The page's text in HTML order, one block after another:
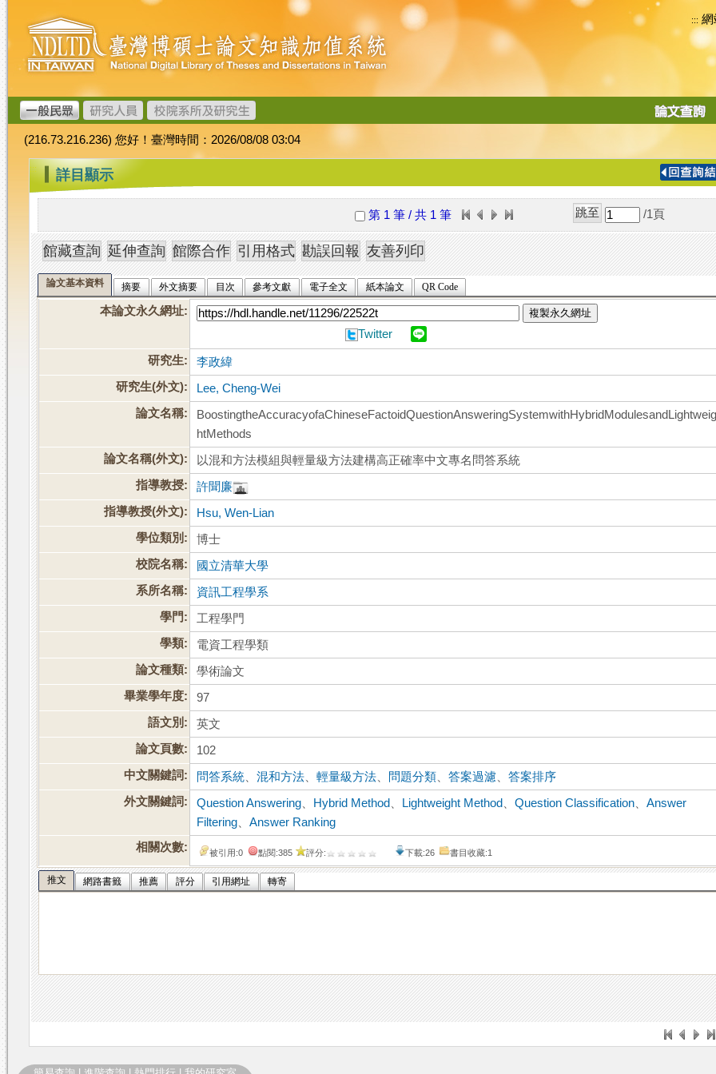
跳
到
主
要
內
容
臺
灣
博
碩
士
論
文
加
值
系
統
::: 網
導
(216.73.216.236) 您好！臺灣時間：2026/08/08 03:04
::: 詳目顯示
第 1 筆 / 共 1 筆 /1 頁
論文基本資料 摘要 外文摘要 目次 參考文獻 電子全文 紙本論文 QR Code
本論文永久網址: 複製永久網址
Twitter
研究生:
李政緯
研究生(外文):
Lee, Cheng-Wei
論文名稱:
htMethods
論文名稱(外文):
以混和方法模組與輕量級方法建構高正確率中文專名問答系統
指導教授:
許聞廉
指導教授(外文):
Hsu, Wen-Lian
學位類別:
博士
校院名稱:
國立清華大學
系所名稱:
資訊工程學系
學門:
工程學門
學類:
電資工程學類
論文種類:
學術論文
畢業學年度:
97
語文別:
英文
論文頁數:
102
中文關鍵詞:
問答系統 、混和方法 、輕量級方法 問題分類 、答案過濾 、答案排序
外文關鍵詞:
Question Answering Hybrid Method Lightweight Method 、Question Classification 、Answer
Filtering 、Answer Ranking
相關次數:
被引用:0 點閱:385 評分: 下載:26 書目收藏:1
推文 網路書籤 推薦 評分 引用網址 轉寄